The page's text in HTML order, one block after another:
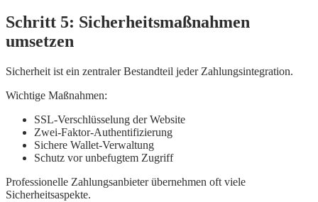
Schritt 5: Sicherheitsmaßnahmen
umsetzen
Sicherheit ist ein zentraler Bestandteil jeder Zahlungsintegration.
Wichtige Maßnahmen:
SSL-Verschlüsselung der Website
Zwei-Faktor-Authentifizierung
Sichere Wallet-Verwaltung
Schutz vor unbefugtem Zugriff
Professionelle Zahlungsanbieter übernehmen oft viele
Sicherheitsaspekte.